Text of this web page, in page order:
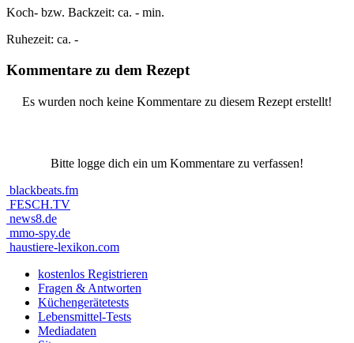
Koch- bzw. Backzeit: ca. - min.
Ruhezeit: ca. -
Kommentare zu dem Rezept
Es wurden noch keine Kommentare zu diesem Rezept erstellt!
Bitte logge dich ein um Kommentare zu verfassen!
blackbeats.fm
FESCH.TV
news8.de
mmo-spy.de
haustiere-lexikon.com
kostenlos Registrieren
Fragen & Antworten
Küchengerätetests
Lebensmittel-Tests
Mediadaten